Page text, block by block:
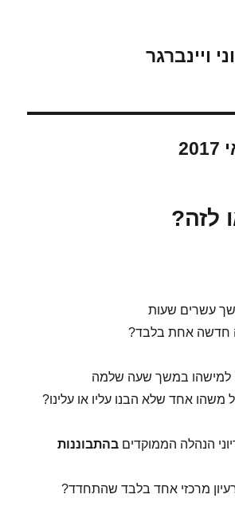
ויינברגר
לזה?
עשרים שעות
חדשה אחת בלבד?
למישהו במשך שעה שלמה
אחד שלא הבנו עליו או עלינו?
הנהלה הממוקדיםבהתבוננות
מרכזי אחד בלבד שהתחדד?